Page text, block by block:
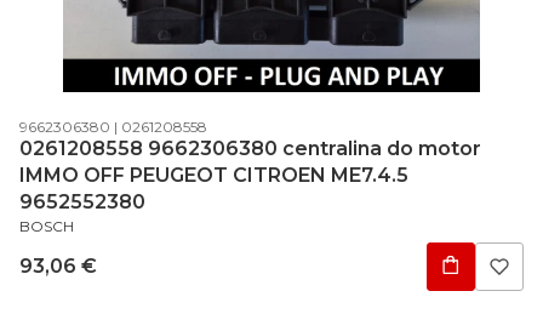
Código do produto
9662306380 Código do fabricante
0261208558
0261208558 9662306380 centralina do motor
IMMO OFF PEUGEOT CITROEN ME7.4.5
9652552380
FABRICANTE
BOSCH
Preço
93,06 €